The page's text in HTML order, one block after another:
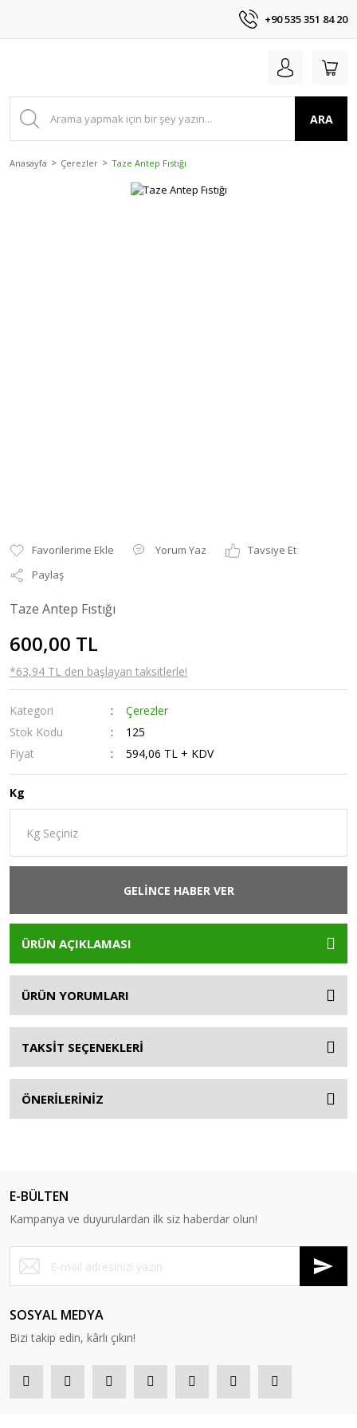
+90 535 351 84 20
ARA
Anasayfa Çerezler Taze Antep Fıstığı
Yorum Yaz
Tavsiye Et
Paylaş
Taze Antep Fıstığı
600,00 TL
*63,94 TL den başlayan taksitlerle!
Kategori
Çerezler
Stok Kodu
125
Fiyat
594,06 TL + KDV
Kg
GELİNCE HABER VER
ÜRÜN AÇIKLAMASI
ÜRÜN YORUMLARI
TAKSİT SEÇENEKLERİ
ÖNERİLERİNİZ
E-BÜLTEN
Kampanya ve duyurulardan ilk siz haberdar olun!
SOSYAL MEDYA
Bizi takip edin, kârlı çıkın!